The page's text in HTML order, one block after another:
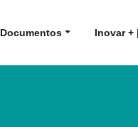
Documentos Inovar +